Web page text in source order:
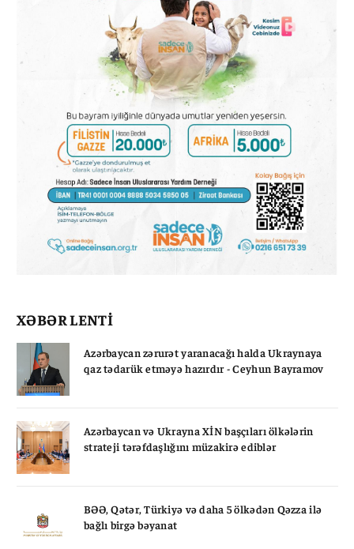
XƏBƏR LENTİ
Azərbaycan zərurət yaranacağı halda Ukraynaya
qaz tədarük etməyə hazırdır - Ceyhun Bayramov
Azərbaycan və Ukrayna XİN başçıları ölkələrin
strateji tərəfdaşlığını müzakirə ediblər
BƏƏ, Qətər, Türkiyə və daha 5 ölkədən Qəzza ilə
bağlı birgə bəyanat